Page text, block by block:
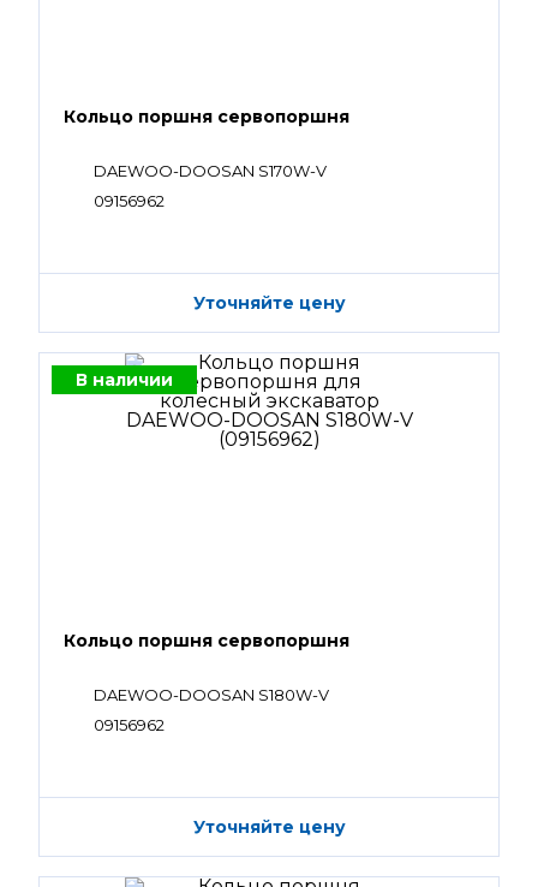
Кольцо поршня сервопоршня
DAEWOO-DOOSAN S170W-V
09156962
Уточняйте цену
В наличии
Кольцо поршня сервопоршня
DAEWOO-DOOSAN S180W-V
09156962
Уточняйте цену